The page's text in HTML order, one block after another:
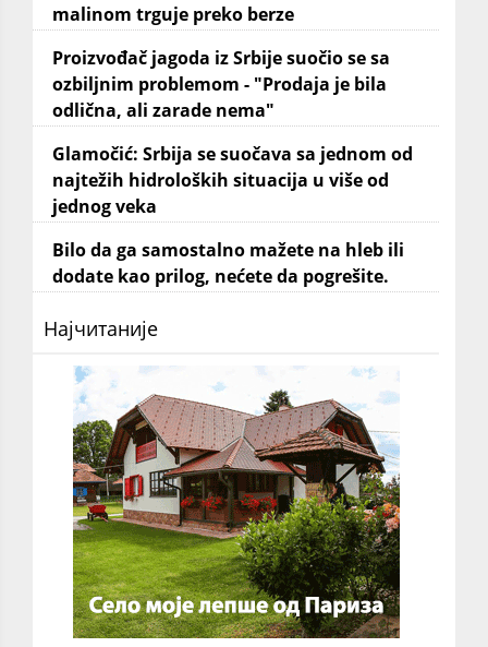
malinom trguje preko berze
Proizvođač jagoda iz Srbije suočio se sa
ozbiljnim problemom - "Prodaja je bila
odlična, ali zarade nema"
Glamočić: Srbija se suočava sa jednom od
najtežih hidroloških situacija u više od
jednog veka
Bilo da ga samostalno mažete na hleb ili
dodate kao prilog, nećete da pogrešite.
Најчитаније